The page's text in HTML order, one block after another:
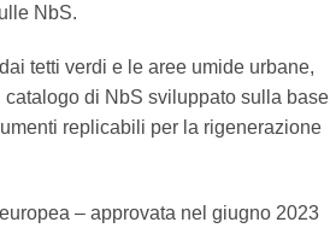
NbS.
tetti verdi e le aree umide urbane,
di NbS sviluppato sulla base
replicabili per la rigenerazione
– approvata nel giugno 2023